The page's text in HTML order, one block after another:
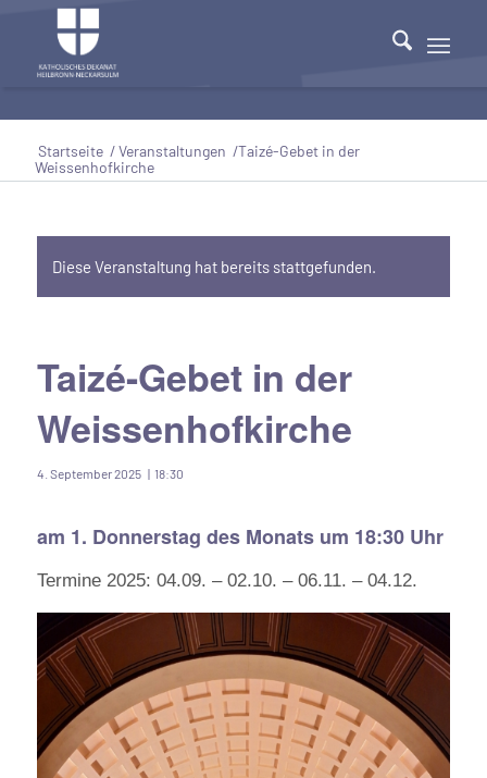
Startseite /Veranstaltungen /Taizé-Gebet in der
Weissenhofkirche
Diese Veranstaltung hat bereits stattgefunden.
Taizé-Gebet in der
Weissenhofkirche
4. September 2025 | 18:30
am 1. Donnerstag des Monats um 18:30 Uhr
Termine 2025: 04.09. – 02.10. – 06.11. – 04.12.